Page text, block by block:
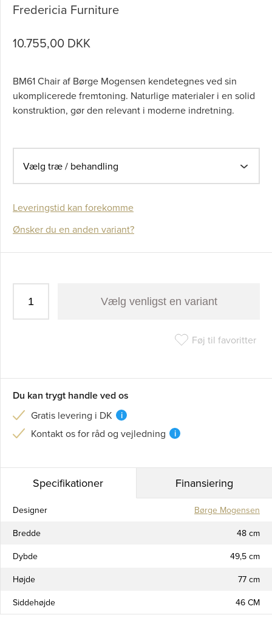
Fredericia Furniture
10.755,00 DKK
BM61 Chair af Børge Mogensen kendetegnes ved sin
ukomplicerede fremtoning. Naturlige materialer i en solid
konstruktion, gør den relevant i moderne indretning.
Vælg træ / behandling
Leveringstid kan forekomme
Ønsker du en anden variant?
Vælg venligst en variant
Føj til favoritter
Du kan trygt handle ved os
Gratis levering i DK i
Kontakt os for råd og vejledning i
Specifikationer Finansiering
Designer
Børge Mogensen
Bredde
48 cm
Dybde
49,5 cm
Højde
77 cm
Siddehøjde
46 CM